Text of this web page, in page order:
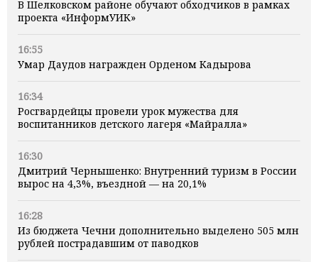
В Шелковском районе обучают обходчиков в рамках
проекта «ИнформУИК»
16:55
Умар Даудов награжден Орденом Кадырова
16:34
Росгвардейцы провели урок мужества для
воспитанников детского лагеря «Майралла»
16:30
Дмитрий Чернышенко: Внутренний туризм в России
вырос на 4,3%, въездной — на 20,1%
16:28
Из бюджета Чечни дополнительно выделено 505 млн
рублей пострадавшим от паводков